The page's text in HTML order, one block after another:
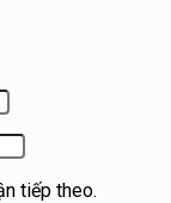
tiếp theo.